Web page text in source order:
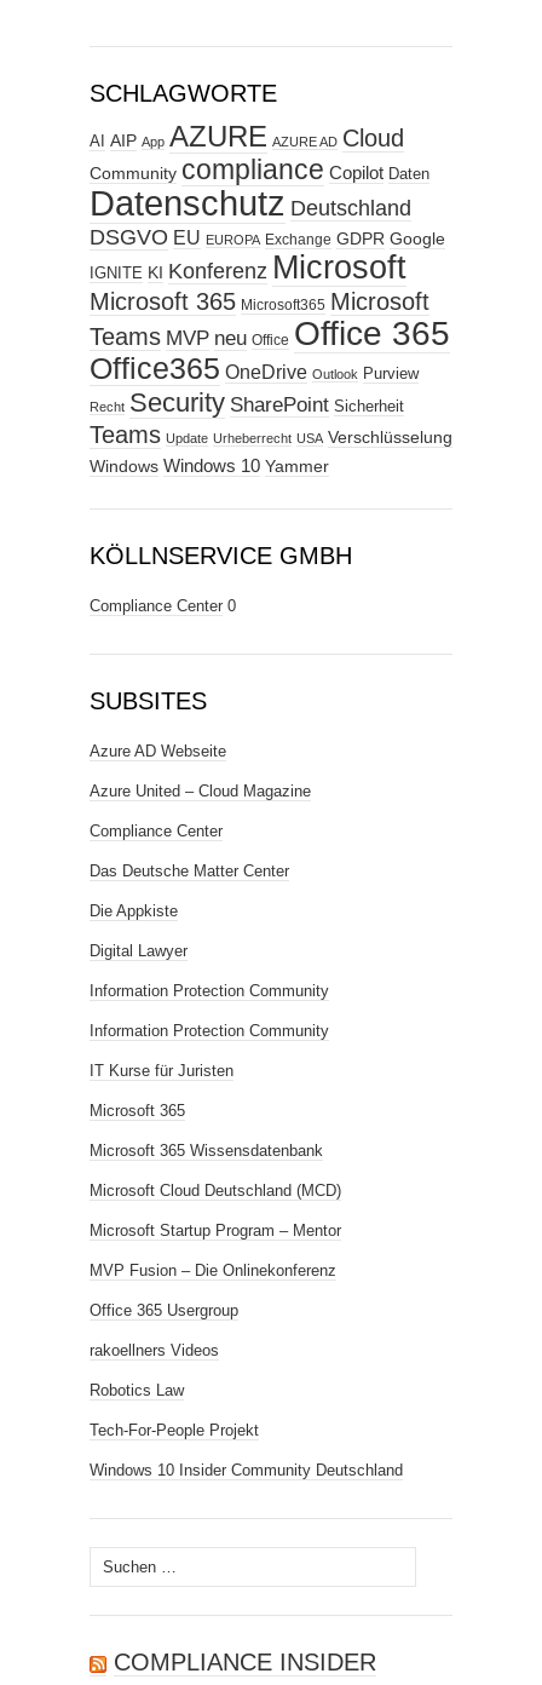
SCHLAGWORTE
AI AIP App AZURE AZURE AD Cloud
Community compliance Copilot Daten
Datenschutz Deutschland
DSGVO EU EUROPA Exchange GDPR Google
IGNITE KI Konferenz Microsoft
Microsoft 365 Microsoft365 Microsoft
Teams MVP neu Office Office 365
Office365 OneDrive Outlook Purview
Recht Security SharePoint Sicherheit
Teams Update Urheberrecht USA Verschlüsselung
Windows Windows 10 Yammer
KÖLLNSERVICE GMBH
Compliance Center 0
SUBSITES
Azure AD Webseite
Azure United – Cloud Magazine
Compliance Center
Das Deutsche Matter Center
Die Appkiste
Digital Lawyer
Information Protection Community
Information Protection Community
IT Kurse für Juristen
Microsoft 365
Microsoft 365 Wissensdatenbank
Microsoft Cloud Deutschland (MCD)
Microsoft Startup Program – Mentor
MVP Fusion – Die Onlinekonferenz
Office 365 Usergroup
rakoellners Videos
Robotics Law
Tech-For-People Projekt
Windows 10 Insider Community Deutschland
Suchen
nach:
COMPLIANCE INSIDER